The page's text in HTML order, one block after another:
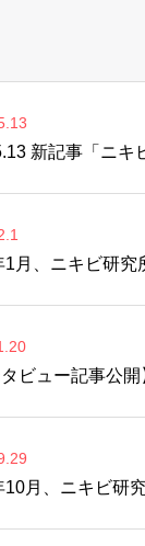
新記事「ニキ
1月、ニキビ研究
10月、ニキビ研